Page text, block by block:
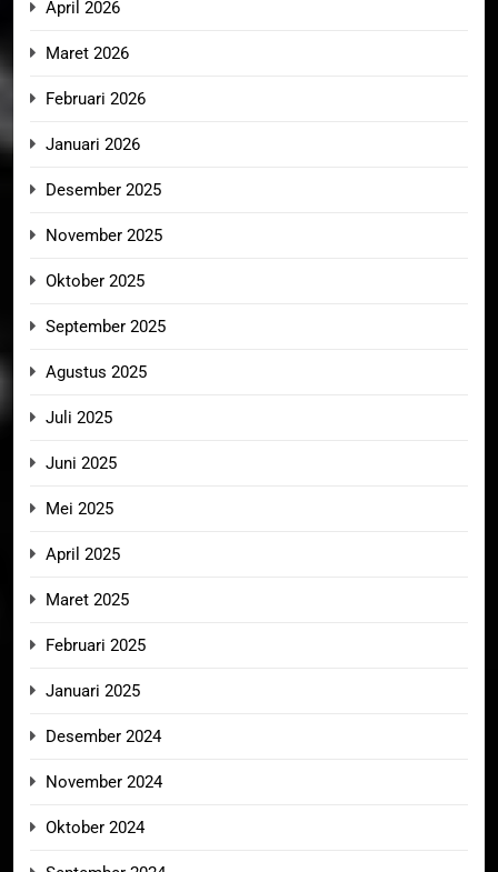
April 2026
Maret 2026
Februari 2026
Januari 2026
Desember 2025
November 2025
Oktober 2025
September 2025
Agustus 2025
Juli 2025
Juni 2025
Mei 2025
April 2025
Maret 2025
Februari 2025
Januari 2025
Desember 2024
November 2024
Oktober 2024